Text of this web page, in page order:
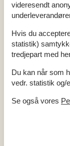
Udlejning af
Sommerhusferien
videresendt
Hvis du
statistik)
tredjepart med
Du kan når som
vedr. statistik og/
Se også vores